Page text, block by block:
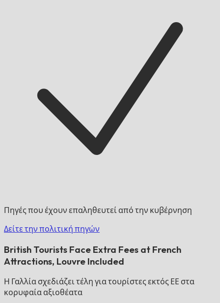
Πηγές που έχουν επαληθευτεί από την κυβέρνηση
Δείτε την πολιτική πηγών
British Tourists Face Extra Fees at French
Attractions, Louvre Included
Η Γαλλία σχεδιάζει τέλη για τουρίστες εκτός ΕΕ στα
κορυφαία αξιοθέατα